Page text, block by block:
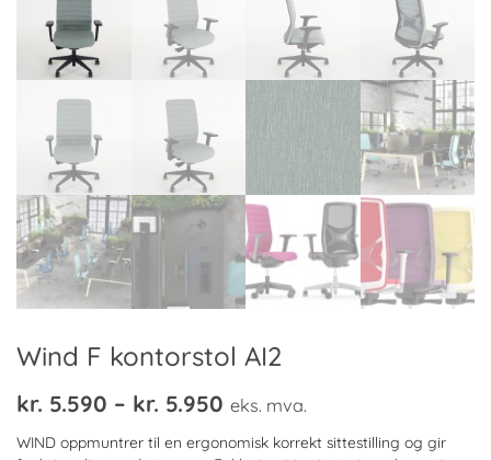
Wind F kontorstol AI2
kr. 5.590 – kr. 5.950 Prisområde:
kr. 5.590
eks. mva.
WIND oppmuntrer til en ergonomisk korrekt sittestilling og gir